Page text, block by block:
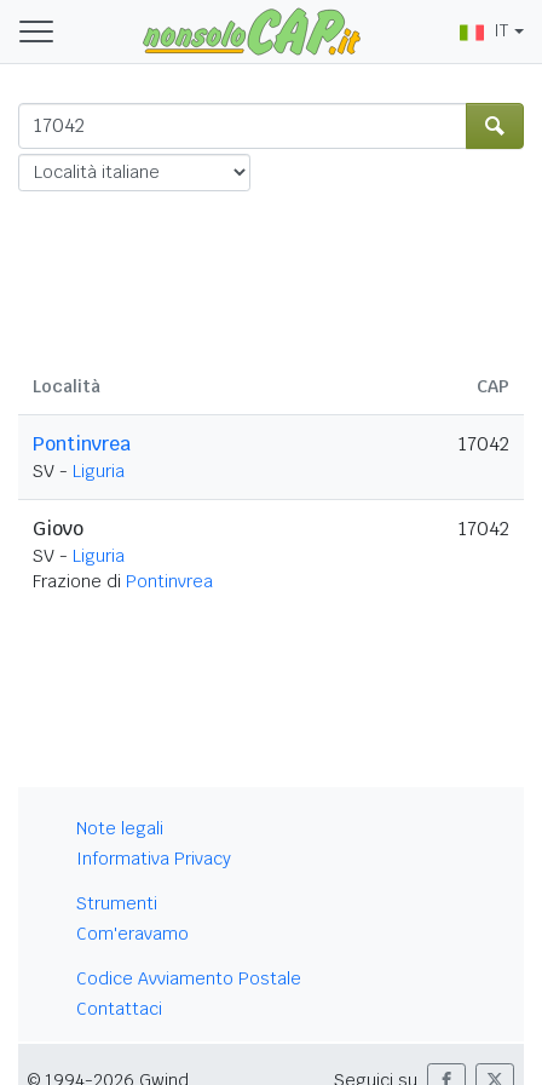
IT
Località CAP
Pontinvrea
SV - Liguria
17042
Giovo
SV - Liguria
Frazione di Pontinvrea
17042
Note legali
Informativa Privacy
Strumenti
Com'eravamo
Codice Avviamento Postale
Contattaci
© 1994-2026 Gwind Seguici su